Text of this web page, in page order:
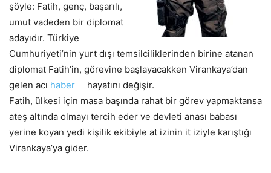
şöyle: Fatih, genç, başarılı,
umut vadeden bir diplomat
adayıdır. Türkiye
Cumhuriyeti’nin yurt dışı temsilciliklerinden birine atanan
diplomat Fatih’in, görevine başlayacakken Virankaya’dan
gelen acı haber hayatını değişir.
Fatih, ülkesi için masa başında rahat bir görev yapmaktansa
ateş altında olmayı tercih eder ve devleti anası babası
yerine koyan yedi kişilik ekibiyle at izinin it iziyle karıştığı
Virankaya’ya gider.